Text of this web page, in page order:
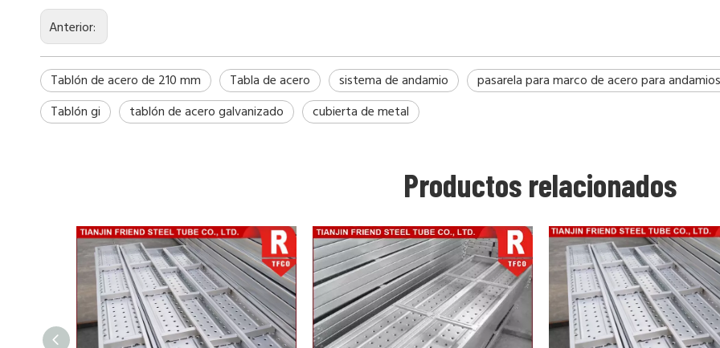
Anterior:
Tablón de acero de 210 mm Tabla de acero sistema de andamio pasarela para marco de acero para andamios
Tablón gi
tablón de acero galvanizado cubierta de metal
Productos relacionados